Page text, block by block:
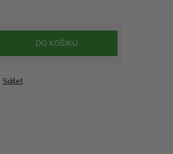
DO KOŠÍKU
Sdílet